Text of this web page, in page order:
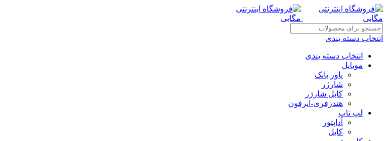
انتخاب دسته بندی
انتخاب دسته بندی
موبایل
پاور بانک
شارژر
کابل شارژر
هندزفری-ایرفون
لپ تاپ
آداپتور
کابل